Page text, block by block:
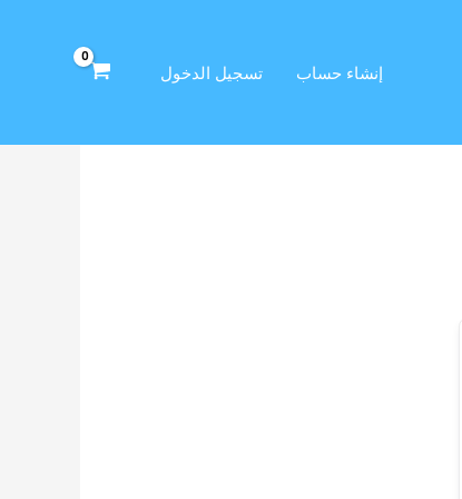
إنشاء حساب تسجيل الدخول